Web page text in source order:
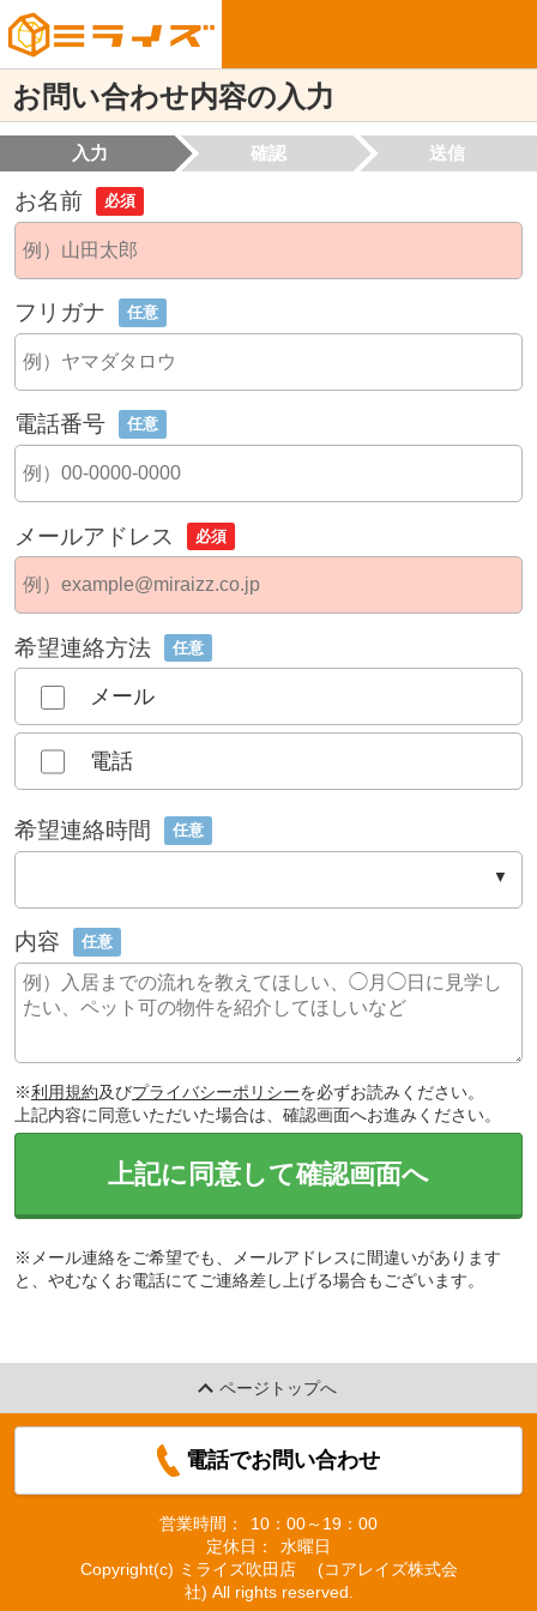
お問い合わせ内容の入力
入力 確認 送信
お名前 必須
フリガナ 任意
電話番号 任意
メールアドレス 必須
希望連絡方法 任意
メール
電話
希望連絡時間 任意
内容 任意
※利用規約及びプライバシーポリシーを必ずお読みください。
上記内容に同意いただいた場合は、確認画面へお進みください。
上記に同意して確認画面へ
※メール連絡をご希望でも、メールアドレスに間違いがあります
と、やむなくお電話にてご連絡差し上げる場合もございます。
ページトップへ
電話でお問い合わせ
営業時間：
10：00～19：00
定休日：
水曜日
Copyright(c) ミライズ吹田店 (コアレイズ株式会
社) All rights reserved.